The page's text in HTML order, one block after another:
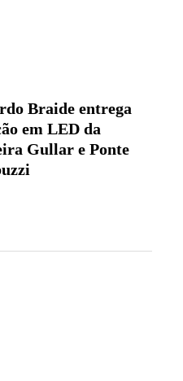
Braide entrega
em LED da
Gullar e Ponte